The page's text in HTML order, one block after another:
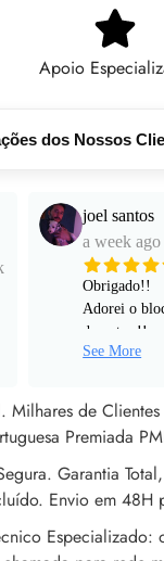
Apoio
dos Nossos
joel santos
a week ago
Obrigado!!
Adorei o
de notas !!
Serviço super
Rápido ! Um
obrigado a Sr
Rita !
See More
de
Premiada
Garantia
Envio em 48H
Especializado: